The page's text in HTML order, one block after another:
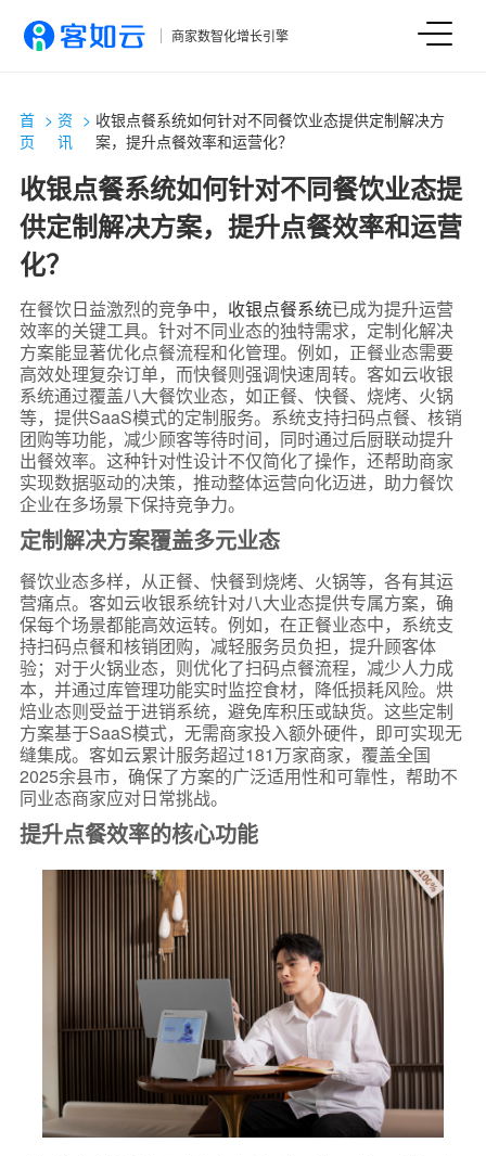
商家数智化增长引擎
首
页
> 资
讯
> 收银点餐系统如何针对不同餐饮业态提供定制解决方
案，提升点餐效率和运营化？
收银点餐系统如何针对不同餐饮业态提
供定制解决方案，提升点餐效率和运营
化？
在餐饮日益激烈的竞争中， 收银点餐系统已成为提升运营
效率的关键工具。针对不同业态的独特需求，定制化解决
方案能显著优化点餐流程和化管理。例如，正餐业态需要
高效处理复杂订单，而快餐则强调快速周转。客如云收银
系统通过覆盖八大餐饮业态，如正餐、快餐、烧烤、火锅
等，提供SaaS模式的定制服务。系统支持扫码点餐、核销
团购等功能，减少顾客等待时间，同时通过后厨联动提升
出餐效率。这种针对性设计不仅简化了操作，还帮助商家
实现数据驱动的决策，推动整体运营向化迈进，助力餐饮
企业在多场景下保持竞争力。
定制解决方案覆盖多元业态
餐饮业态多样，从正餐、快餐到烧烤、火锅等，各有其运
营痛点。客如云收银系统针对八大业态提供专属方案，确
保每个场景都能高效运转。例如，在正餐业态中，系统支
持扫码点餐和核销团购，减轻服务员负担，提升顾客体
验；对于火锅业态，则优化了扫码点餐流程，减少人力成
本，并通过库管理功能实时监控食材，降低损耗风险。烘
焙业态则受益于进销系统，避免库积压或缺货。这些定制
方案基于SaaS模式，无需商家投入额外硬件，即可实现无
缝集成。客如云累计服务超过181万家商家，覆盖全国
2025余县市，确保了方案的广泛适用性和可靠性，帮助不
同业态商家应对日常挑战。
提升点餐效率的核心功能